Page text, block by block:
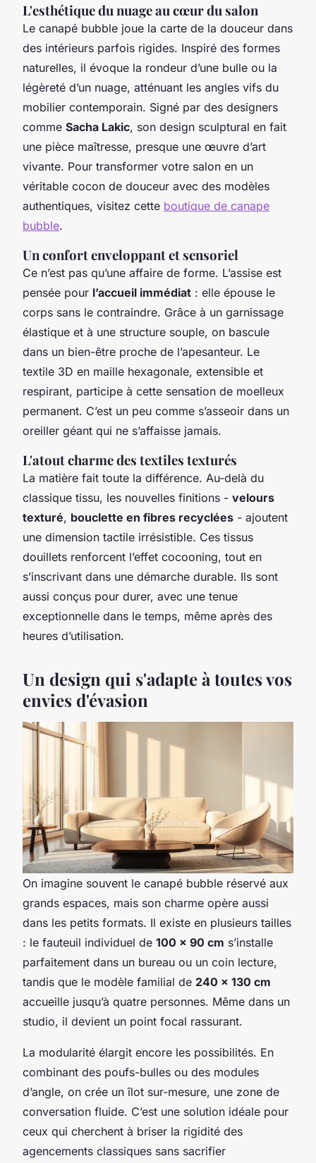
L'esthétique du nuage au cœur du salon
Le canapé bubble joue la carte de la douceur dans
des intérieurs parfois rigides. Inspiré des formes
naturelles, il évoque la rondeur d’une bulle ou la
légèreté d’un nuage, atténuant les angles vifs du
mobilier contemporain. Signé par des designers
comme Sacha Lakic, son design sculptural en fait
une pièce maîtresse, presque une œuvre d’art
vivante. Pour transformer votre salon en un
véritable cocon de douceur avec des modèles
authentiques, visitez cette boutique de canape
bubble.
Un confort enveloppant et sensoriel
Ce n’est pas qu’une affaire de forme. L’assise est
pensée pour l’accueil immédiat : elle épouse le
corps sans le contraindre. Grâce à un garnissage
élastique et à une structure souple, on bascule
dans un bien-être proche de l’apesanteur. Le
textile 3D en maille hexagonale, extensible et
respirant, participe à cette sensation de moelleux
permanent. C’est un peu comme s’asseoir dans un
oreiller géant qui ne s’affaisse jamais.
L'atout charme des textiles texturés
La matière fait toute la différence. Au-delà du
classique tissu, les nouvelles finitions - velours
texturé, bouclette en fibres recyclées - ajoutent
une dimension tactile irrésistible. Ces tissus
douillets renforcent l’effet cocooning, tout en
s’inscrivant dans une démarche durable. Ils sont
aussi conçus pour durer, avec une tenue
exceptionnelle dans le temps, même après des
heures d’utilisation.
Un design qui s'adapte à toutes vos
envies d'évasion
On imagine souvent le canapé bubble réservé aux
grands espaces, mais son charme opère aussi
dans les petits formats. Il existe en plusieurs tailles
: le fauteuil individuel de 100 x 90 cm s’installe
parfaitement dans un bureau ou un coin lecture,
tandis que le modèle familial de 240 x 130 cm
accueille jusqu’à quatre personnes. Même dans un
studio, il devient un point focal rassurant.
La modularité élargit encore les possibilités. En
combinant des poufs-bulles ou des modules
d’angle, on crée un îlot sur-mesure, une zone de
conversation fluide. C’est une solution idéale pour
ceux qui cherchent à briser la rigidité des
agencements classiques sans sacrifier